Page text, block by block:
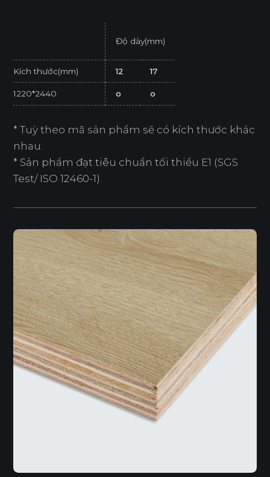
Độ dày(mm)
Kích thước(mm) 12 17
1220*2440 o o
* Tuỳ theo mã sản phẩm sẽ có kích thước khác
nhau.
* Sản phẩm đạt tiêu chuẩn tối thiểu E1 (SGS
Test/ ISO 12460-1).